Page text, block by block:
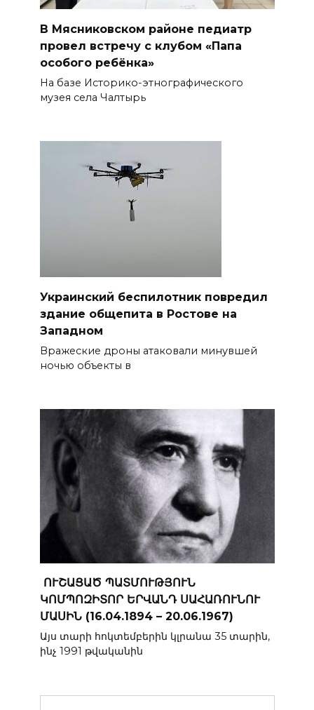
В Мясниковском районе педиатр
провел встречу с клубом «Папа
особого ребёнка»
На базе Историко-этнографического
музея села Чалтырь
Украинский беспилотник повредил
здание общепита в Ростове на
Западном
Вражеские дроны атаковали минувшей
ночью объекты в
ՈՒՇԱՑԱԾ ՊԱՏՄՈՒԹՅՈՒՆ
ԿՈՄՊՈԶԻՏՈՐ ԵՐՎԱՆԴ ՍԱՀԱՌՈՒՆՈՒ
ՄԱՍԻՆ (16.04.1894 – 20.06.1967)
Այս տարի հոկտեմբերին կլրանա 35 տարին,
ինչ 1991 թվականին